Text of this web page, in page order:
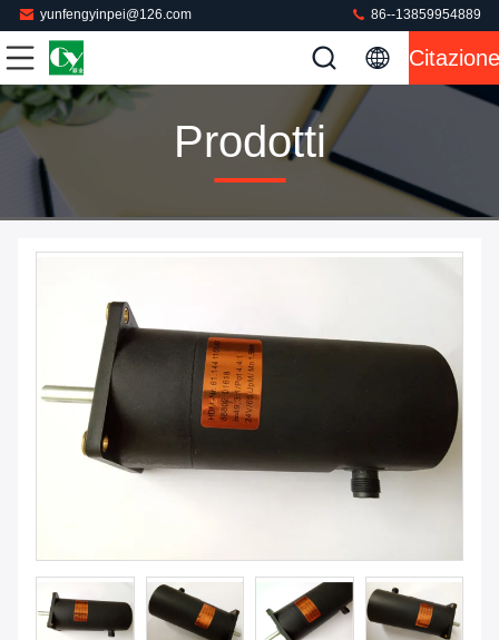
yunfengyinpei@126.com 86--13859954889
Citazione
Prodotti